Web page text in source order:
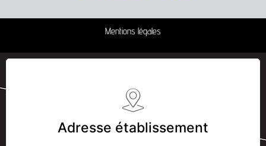
Mentions légales
Adresse établissement